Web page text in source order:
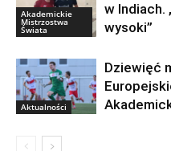
Akademickie
Mistrzostwa
Świata
w Indiach.
wysoki”
Aktualności
Dziewięć